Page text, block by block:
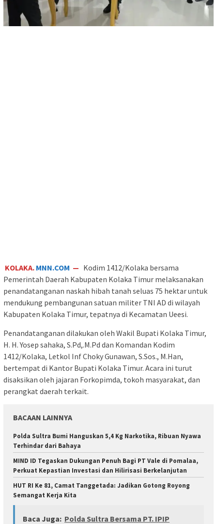
KOLAKA. MNN.COM — Kodim 1412/Kolaka bersama
Pemerintah Daerah Kabupaten Kolaka Timur melaksanakan
penandatanganan naskah hibah tanah seluas 75 hektar untuk
mendukung pembangunan satuan militer TNI AD di wilayah
Kabupaten Kolaka Timur, tepatnya di Kecamatan Ueesi.
Penandatanganan dilakukan oleh Wakil Bupati Kolaka Timur,
H. H. Yosep sahaka, S.Pd,.M.Pd dan Komandan Kodim
1412/Kolaka, Letkol Inf Choky Gunawan, S.Sos., M.Han,
bertempat di Kantor Bupati Kolaka Timur. Acara ini turut
disaksikan oleh jajaran Forkopimda, tokoh masyarakat, dan
perangkat daerah terkait.
BACAAN LAINNYA
Polda Sultra Bumi Hanguskan 5,4 Kg Narkotika, Ribuan Nyawa
Terhindar dari Bahaya
MIND ID Tegaskan Dukungan Penuh Bagi PT Vale di Pomalaa,
Perkuat Kepastian Investasi dan Hilirisasi Berkelanjutan
HUT RI Ke 81, Camat Tanggetada: Jadikan Gotong Royong
Semangat Kerja Kita
Baca Juga: Polda Sultra Bersama PT. IPIP